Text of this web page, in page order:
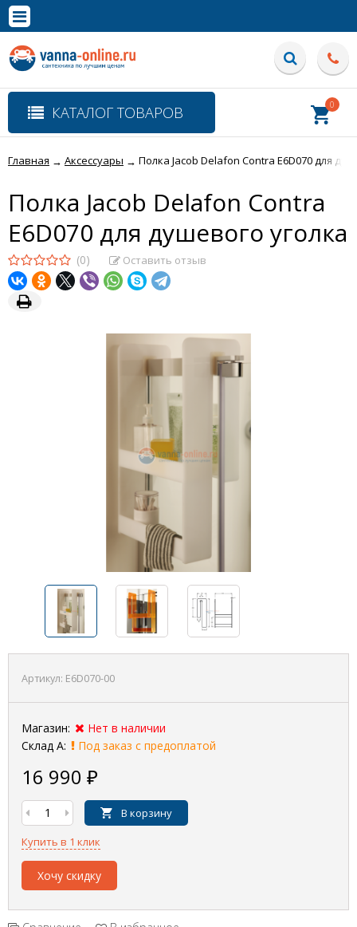
Полная версия сайта
КАТАЛОГ ТОВАРОВ 0
Главная → Аксессуары → Полка Jacob Delafon Contra E6D070 для
Полка Jacob Delafon Contra
E6D070 для душевого уголка
(0) Оставить отзыв
Артикул: E6D070-00
Магазин:
Нет в наличии
Склад А:
Под заказ с предоплатой
16 990 ₽
В корзину
Купить в 1 клик
Хочу скидку